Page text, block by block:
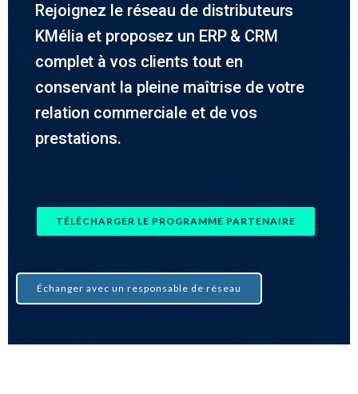
Rejoignez le réseau de distributeurs
KMélia et proposez un ERP & CRM
complet à vos clients tout en
conservant la pleine maîtrise de votre
relation commerciale et de vos
prestations.
TÉLÉCHARGER LE PROGRAMME PARTENAIRE
Échanger avec un responsable de réseau